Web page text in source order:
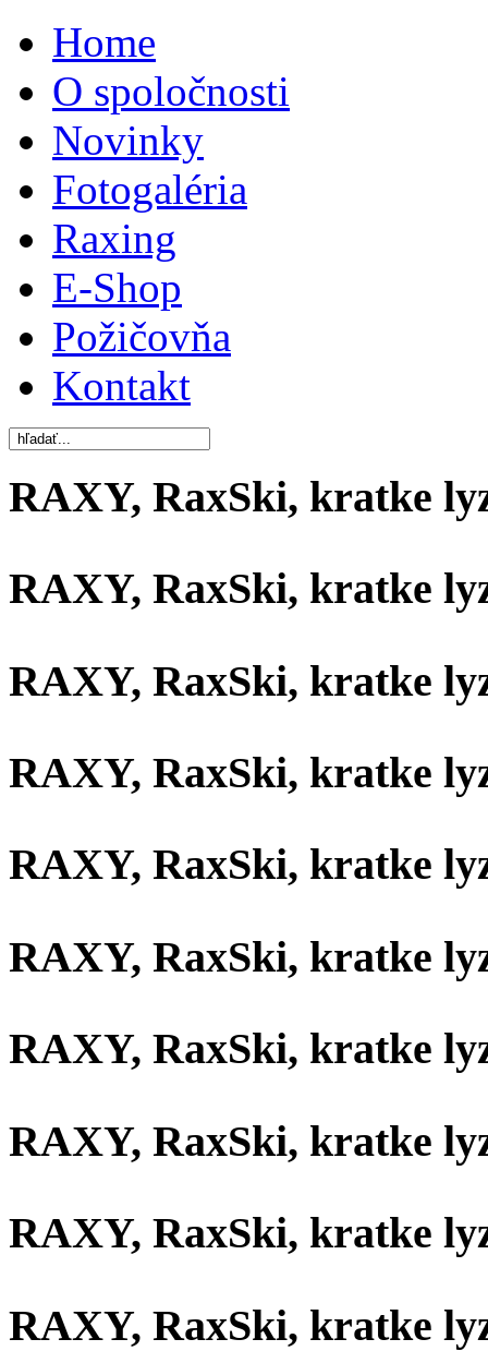
Home
O spoločnosti
Novinky
Fotogaléria
Raxing
E-Shop
Požičovňa
Kontakt
RAXY, RaxSki, kratke
RAXY, RaxSki, kratke
RAXY, RaxSki, kratke
RAXY, RaxSki, kratke
RAXY, RaxSki, kratke
RAXY, RaxSki, kratke
RAXY, RaxSki, kratke
RAXY, RaxSki, kratke
RAXY, RaxSki, kratke
RAXY, RaxSki, kratke